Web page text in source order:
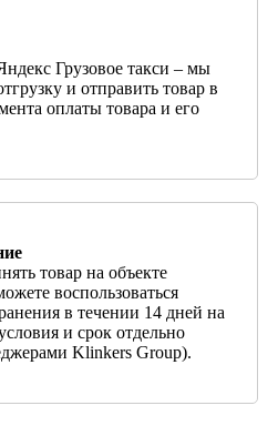
Грузовое такси – мы
и отправить товар в
оплаты товара и его
товар на объекте
воспользоваться
в течении 14 дней на
и срок отдельно
Klinkers Group).